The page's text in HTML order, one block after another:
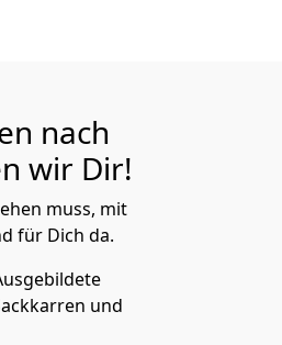
nach
wir Dir!
muss, mit
für Dich da.
und